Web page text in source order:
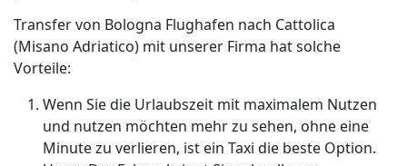
Transfer von Bologna Flughafen nach Cattolica
(Misano Adriatico) mit unserer Firma hat solche
Vorteile:
Wenn Sie die Urlaubszeit mit maximalem Nutzen
und nutzen möchten mehr zu sehen, ohne eine
Minute zu verlieren, ist ein Taxi die beste Option.